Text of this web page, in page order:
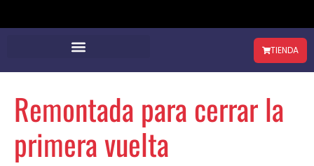
TIENDA
Remontada para cerrar la
primera vuelta